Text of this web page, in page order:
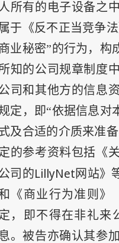
所有的电子设备之
于《反不正当竞争
业秘密”的行为，构
知的公司规章制度
司和其他方的信息
定，即“依据信息对
及合适的介质来准
的参考资料包括《
司的LillyNet网站》
《商业行为准则》
，即不得在非礼来
。被告亦确认其参